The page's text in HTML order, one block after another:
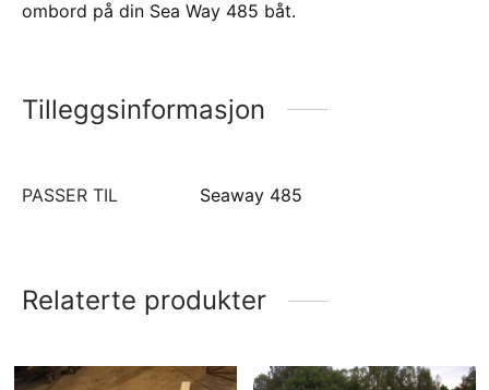
ombord på din Sea Way 485 båt.
Tilleggsinformasjon
PASSER TIL Seaway 485
Relaterte produkter